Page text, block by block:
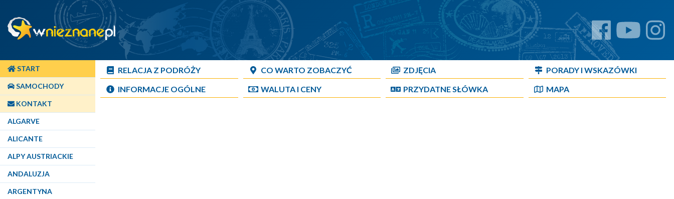
START
SAMOCHODY
KONTAKT
ALGARVE
ALICANTE
ALPY AUSTRIACKIE
ANDALUZJA
ARGENTYNA
RELACJA Z PODRÓŻY CO WARTO ZOBACZYĆ ZDJĘCIA
PORADY I WSKAZÓWKI
INFORMACJE OGÓLNE
WALUTA I CENY PRZYDATNE SŁÓWKA MAPA